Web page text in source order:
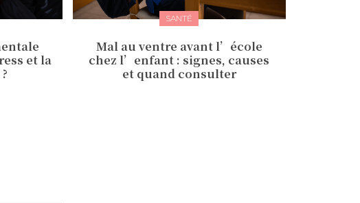
et la
SANTÉ
Mal au ventre avant l’école
chez l’enfant : signes, causes
et quand consulter